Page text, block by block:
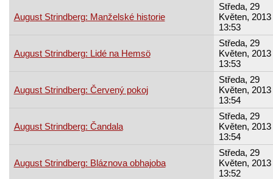
August Strindberg: Manželské historie
Středa, 29
Květen, 2013
13:53
August Strindberg: Lidé na Hemsö
Středa, 29
Květen, 2013
13:53
August Strindberg: Červený pokoj
Středa, 29
Květen, 2013
13:54
August Strindberg: Čandala
Středa, 29
Květen, 2013
13:54
August Strindberg: Bláznova obhajoba
Středa, 29
Květen, 2013
13:52